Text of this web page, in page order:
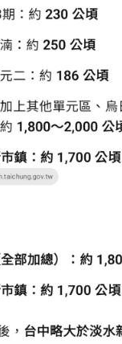
如西區美術館、
，每坪可能還在
室內坪數大很多，
的。 可是朋友一
台北完全不同：
，台北是因